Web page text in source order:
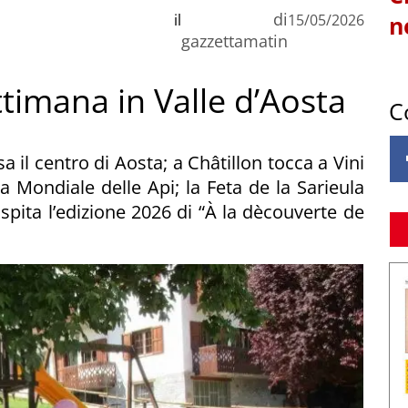
di
gazzettamatin
il 15/05/2026
in Valle d’Aosta
il centro di Aosta; a Châtillon tocca a Vini
Mondiale delle Api; la Feta de la Sarieula
l’edizione 2026 di “À la dècouverte de